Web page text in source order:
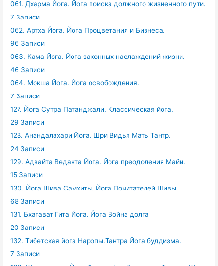
061. Дхарма Йога. Йога поиска должного жизненного пути.
7 Записи
062. Артха Йога. Йога Процветания и Бизнеса.
96 Записи
063. Кама Йога. Йога законных наслаждений жизни.
46 Записи
064. Мокша Йога. Йога освобождения.
7 Записи
127. Йога Сутра Патанджали. Классическая йога.
29 Записи
128. Анандалахари Йога. Шри Видья Мать Тантр.
24 Записи
129. Адвайта Веданта Йога. Йога преодоления Майи.
15 Записи
130. Йога Шива Самхиты. Йога Почитателей Шивы
68 Записи
131. Бхагават Гита Йога. Йога Война долга
20 Записи
132. Тибетская йога Наропы.Тантра Йога буддизма.
7 Записи